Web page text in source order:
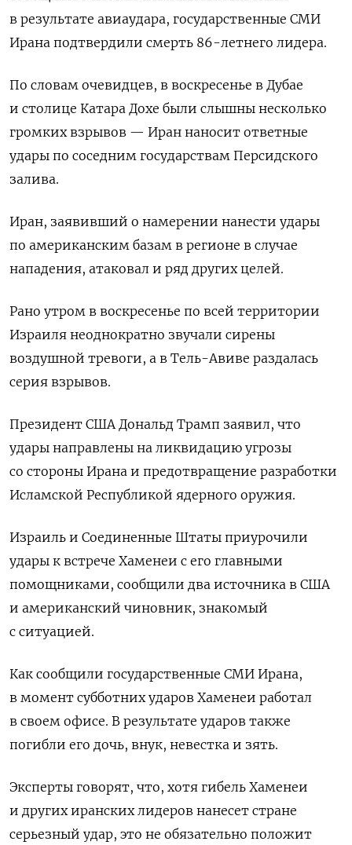
в результате авиаудара, государственные СМИ
Ирана подтвердили смерть 86-летнего лидера.
По словам очевидцев, в воскресенье в Дубае
и столице ​Катара Дохе были слышны несколько
громких ​взрывов — Иран наносит ответные
удары ​по соседним ⁠государствам Персидского
залива.
Иран, заявивший о намерении нанести удары
по американским базам ‌в регионе в случае
нападения, атаковал ‌и ряд других целей.
Рано утром в воскресенье по всей территории
Израиля неоднократно звучали сирены
воздушной тревоги, ​а в Тель-Авиве раздалась
серия взрывов.
Президент США Дональд Трамп заявил, что
удары ‌направлены на ликвидацию угрозы
со стороны Ирана и предотвращение разработки
Исламской Республикой ядерного оружия.
Израиль и ​Соединенные Штаты приурочили
удары к встрече Хаменеи с его главными
помощниками, сообщили два ‌источника в США
и американский чиновник, знакомый
с ситуацией.
Как сообщили государственные СМИ Ирана,
в момент субботних ударов Хаменеи работал
в своем офисе. В результате ударов ​также
погибли его дочь, внук, ​невестка и зять.
Эксперты ‌говорят, что, хотя гибель Хаменеи
и других иранских лидеров нанесет стране
серьезный удар, это ​не обязательно положит